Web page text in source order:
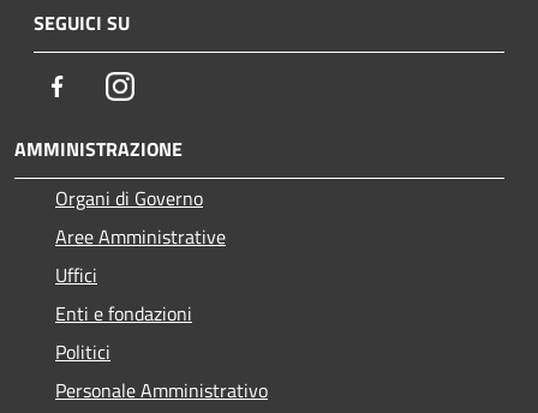
SEGUICI SU
FacebookInstagram
AMMINISTRAZIONE
Organi di Governo
Aree Amministrative
Uffici
Enti e fondazioni
Politici
Personale Amministrativo